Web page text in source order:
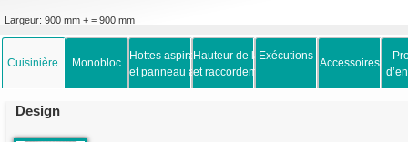
Cuisinière Monobloc
Hottes aspirantes
et panneau arrière
Hauteur de la cuisinière
et raccordement à la fumée
Exécutions
Accessoires
Design
Largeur: 900 mm + = 900 mm